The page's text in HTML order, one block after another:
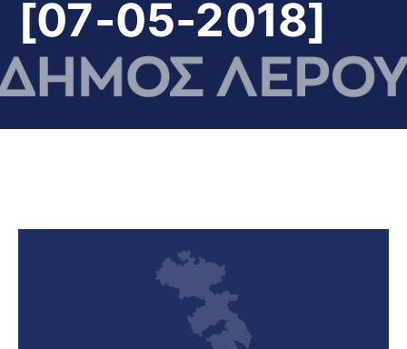
[07-05-2018]